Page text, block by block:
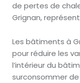
de pertes de
Grignan,
Les bâtiments à
pour réduire les
l’intérieur du
surconsommer